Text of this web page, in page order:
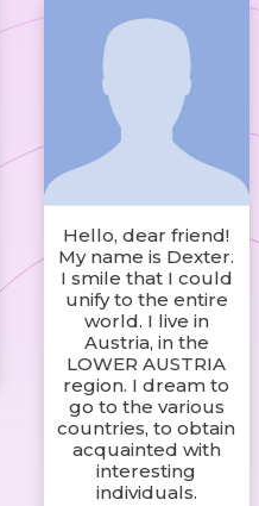
Hello, dear friend!
My name is Dexter.
I smile that I could
unify to the entire
world. I live in
Austria, in the
LOWER AUSTRIA
region. I dream to
go to the various
countries, to obtain
acquainted with
interesting
individuals.